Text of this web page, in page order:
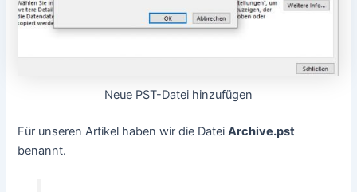
Neue PST-Datei hinzufügen
Für unseren Artikel haben wir die DateiArchive.pst
benannt.